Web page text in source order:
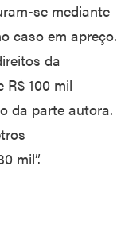
se mediante
caso em apreço.
da
R$ 100 mil
da parte autora.
mil”.